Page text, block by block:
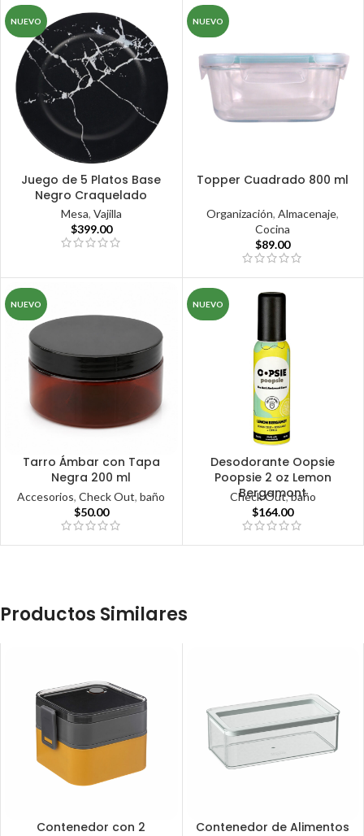
NUEVO
Juego de 5 Platos Base
Negro Craquelado
Mesa, Vajilla
$399.00
NUEVO
Topper Cuadrado 800 ml
Organización,Almacenaje,
Cocina
$89.00
NUEVO
Tarro Ámbar con Tapa
Negra 200 ml
Accesorios,Check Out,baño
$50.00
NUEVO
Desodorante Oopsie
Poopsie 2 oz Lemon
Bergamont
Check Out,baño
$164.00
Productos Similares
Contenedor con 2
Contenedor de Alimentos